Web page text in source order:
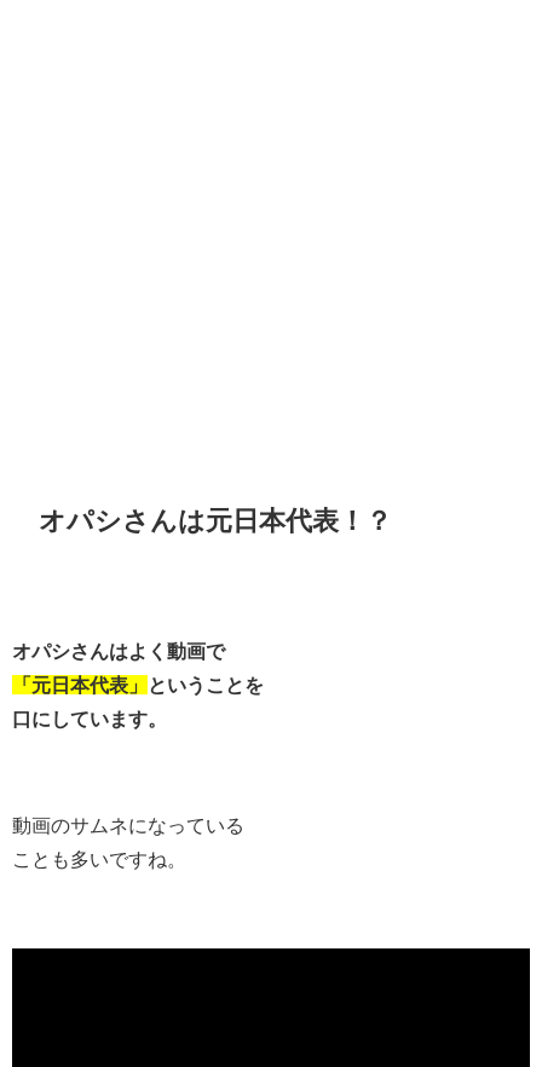
オパシさんは元日本代表！？
オパシさんはよく動画で
「元日本代表」
ということを
口にしています。
動画のサムネになっている
ことも多いですね。